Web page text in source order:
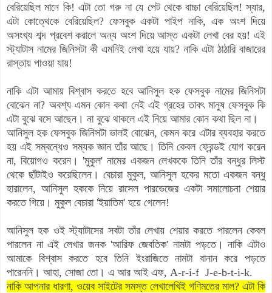
বেরিয়েছিল মানে কি! এটা তো গরু না যে পেট থেকে বাচ্চা বেরিয়েছিল! স্যার,
এটাকোত্থেকে বেরিয়েছিল? ফেসবুক একটা পাইপ নাকি, এক অংশ দিয়ে
অসংখ্য শব্দ প্রবেশ করালে অন্য অংশ দিয়ে আস্ত একটা লেখা বের হয়! এই
স্ট্যাটাস নামের জিনিসটা কী এমনিই লেখা হয়ে যায়? নাকি এটা ঠাঠারি বাজারের
রাস্তায় পাওয়া যায়!
নাকি এটা আমায় বিশ্বাস করতে হবে আনিসুল হক ফেসবুক নামের জিনিসটা
বোঝেন না? অবশ্য এমন কোন কথা নেই এই গ্রহের তাবৎ মানুষ ফেসবুক কি
এটা বুঝে বসে আছেন। না বুঝে থাকলে এই নিয়ে আমার কোন কথা ছিল না।
আনিসুল হক ফেসবুক জিনিসটা ভালই বোঝেন, কেমন করে এটার ব্যবহার করতে
হয় এই সম্বন্ধেও সম্যক জ্ঞান তাঁর আছে। তিনি কেবল ফ্রেন্ডই যোগ করেন
না, বিয়োগও করেন। 'মুকুল' নামের একজন লেখককে তিনি তাঁর বন্ধুর লিস্ট
থেকে ছাঁটাইও করেছিলেন। বেচারা মুকুল, আনিসুল হকের মতো একজন বন্ধু
হারালেন, আনিসুল হককে নিয়ে রাসেল পারভেজের একটা সমালোচনা শেয়ার
করতে গিয়ে। মুকুল বেচারা 'ইয়াতিম' হয়ে গেলেন!
আনিসুল হক ওই স্ট্যাটাসের সবটা তাঁর লেখায় শেয়ার করতে পারলেন কেবল
পারলেন না এই লেখার জনক 'আরিফ জেবতিক' নামটা পড়তে। নাকি এটাও
আমাকে বিশ্বাস করতে হবে তিনি ইংরাজিতে নামটা বানান করে পড়তে
পারেননি। আহা, সোজা তো। এ আর আই এফ, A-r-i-f J-e-b-t-i-k.
নাকি আপনার ধারণা, ওয়েব সাইটের সমস্ত লেখালেখিই গণিমতের মাল? এটা কি